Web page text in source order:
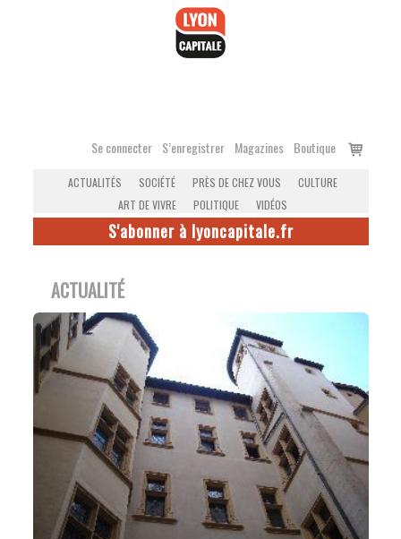
Se connecter S’enregistrer Magazines Boutique
Voir
ACTUALITÉS SOCIÉTÉ PRÈS DE CHEZ VOUS
CULTURE
ART DE VIVRE
POLITIQUE VIDÉOS
S'abonner à lyoncapitale.fr
ACTUALITÉ